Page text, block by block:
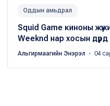
Оддын амьдрал
Squid Game киноны
Weeknd нар хосын
Альгирмаагийн Энэрэл ・ 04